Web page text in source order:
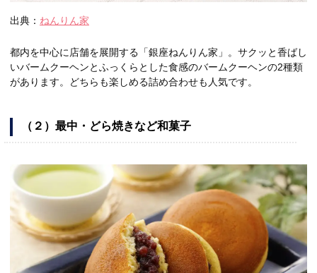
出典： ねんりん家
都内を中心に店舗を展開する「銀座ねんりん家」。サクッと香ばし
いバームクーヘンとふっくらとした食感のバームクーヘンの2種類
があります。どちらも楽しめる詰め合わせも人気です。
（２）最中・どら焼きなど和菓子